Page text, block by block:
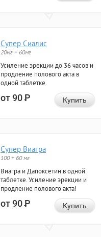
Супер Сиалис
20мг + 60мг
Усиление эрекции до 36 часов и
продление полового акта в
одной таблетке.
от 90Р Купить
Супер Виагра
100 + 60 мг
Виагра и Дапоксетин в одной
таблетке. Усиление эрекции и
продление полового акта!
от 90Р Купить